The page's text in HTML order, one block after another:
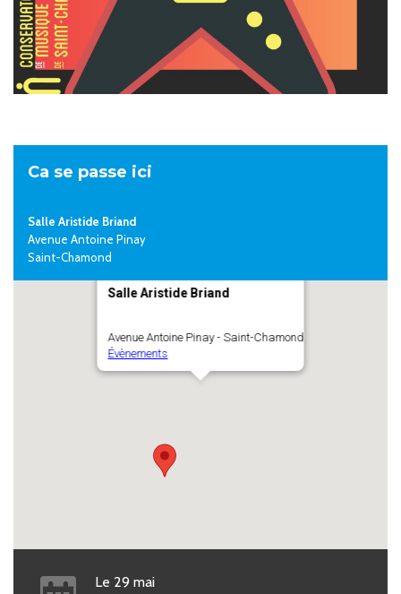
Ca se passe ici
Salle Aristide Briand
Avenue Antoine Pinay
Saint-Chamond
Salle Aristide Briand
Avenue Antoine Pinay - Saint-Chamond
Évènements
Le 29 mai